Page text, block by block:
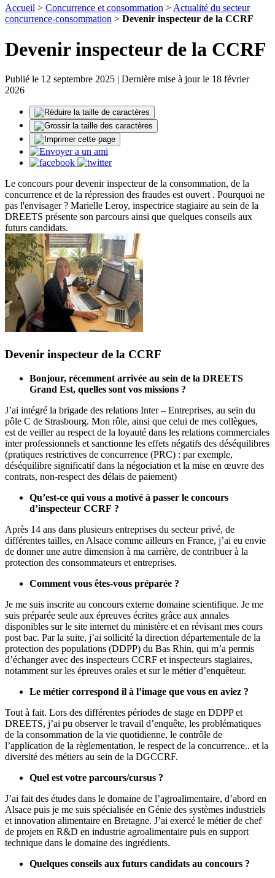
Accueil > Concurrence et consommation > Actualité du secteur
concurrence-consommation > Devenir inspecteur de la CCRF
Devenir inspecteur de la CCRF
Publié le 12 septembre 2025 | Dernière mise à jour le 18 février
2026
Le concours pour devenir inspecteur de la consommation, de la
concurrence et de la répression des fraudes est ouvert . Pourquoi ne
pas l'envisager ? Marielle Leroy, inspectrice stagiaire au sein de la
DREETS présente son parcours ainsi que quelques conseils aux
futurs candidats.
Devenir inspecteur de la CCRF
Bonjour, récemment arrivée au sein de la DREETS
Grand Est, quelles sont vos missions ?
J’ai intégré la brigade des relations Inter – Entreprises, au sein du
pôle C de Strasbourg. Mon rôle, ainsi que celui de mes collègues,
est de veiller au respect de la loyauté dans les relations commerciales
inter professionnels et sanctionne les effets négatifs des déséquilibres
(pratiques restrictives de concurrence (PRC) : par exemple,
déséquilibre significatif dans la négociation et la mise en œuvre des
contrats, non-respect des délais de paiement)
Qu’est-ce qui vous a motivé à passer le concours
d’inspecteur CCRF ?
Après 14 ans dans plusieurs entreprises du secteur privé, de
différentes tailles, en Alsace comme ailleurs en France, j’ai eu envie
de donner une autre dimension à ma carrière, de contribuer à la
protection des consommateurs et entreprises.
Comment vous êtes-vous préparée ?
Je me suis inscrite au concours externe domaine scientifique. Je me
suis préparée seule aux épreuves écrites grâce aux annales
disponibles sur le site internet du ministère et en révisant mes cours
post bac. Par la suite, j’ai sollicité la direction départementale de la
protection des populations (DDPP) du Bas Rhin, qui m’a permis
d’échanger avec des inspecteurs CCRF et inspecteurs stagiaires,
notamment sur les épreuves orales et sur le métier d’enquêteur.
Le métier correspond il à l’image que vous en aviez ?
Tout à fait. Lors des différentes périodes de stage en DDPP et
DREETS, j’ai pu observer le travail d’enquête, les problématiques
de la consommation de la vie quotidienne, le contrôle de
l’application de la règlementation, le respect de la concurrence.. et la
diversité des métiers au sein de la DGCCRF.
Quel est votre parcours/cursus ?
J’ai fait des études dans le domaine de l’agroalimentaire, d’abord en
Alsace puis je me suis spécialisée en Génie des systèmes industriels
et innovation alimentaire en Bretagne. J’ai exercé le métier de chef
de projets en R&D en industrie agroalimentaire puis en support
technique dans le domaine des ingrédients.
Quelques conseils aux futurs candidats au concours ?